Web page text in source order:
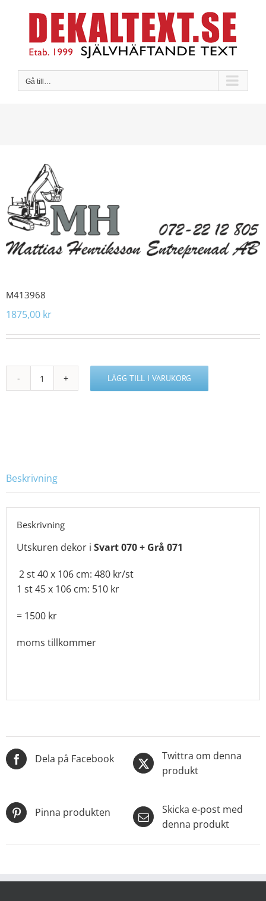
innehållet
Gå till…
M413968
1875,00 kr
M413968
LÄGG TILL I VARUKORG
Beskrivning
Beskrivning
Utskuren dekor i Svart 070 + Grå 071
2 st 40 x 106 cm: 480 kr/st
1 st 45 x 106 cm: 510 kr
= 1500 kr
moms tillkommer
Dela på Facebook
Twittra om denna
produkt
Pinna produkten
Skicka e-post med
denna produkt